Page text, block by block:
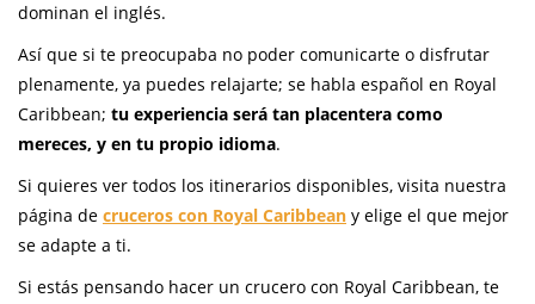
dominan el inglés.
Así que si te preocupaba no poder comunicarte o disfrutar
plenamente, ya puedes relajarte; se habla español en Royal
Caribbean; tu experiencia será tan placentera como
mereces, y en tu propio idioma.
Si quieres ver todos los itinerarios disponibles, visita nuestra
página de cruceros con Royal Caribbean y elige el que mejor
se adapte a ti.
Si estás pensando hacer un crucero con Royal Caribbean, te